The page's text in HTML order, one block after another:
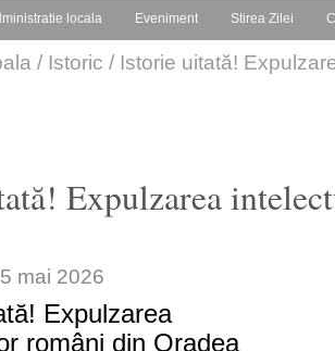
locala Eveniment Stirea Zilei
/ Istoric / Istorie uitată!
Expulzarea
mai 2026